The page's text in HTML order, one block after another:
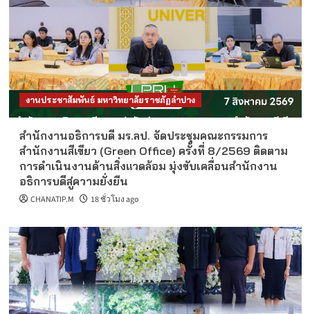
งานประชาสัมพันธ์ มหาวิทยาลัยราชภัฏลำปาง
สำนักงานอธิการบดี มร.ลป. จัดประชุมคณะกรรมการ
สำนักงานสีเขียว (Green Office) ครั้งที่ 8/2569 ติดตาม
การดำเนินงานด้านสิ่งแวดล้อม มุ่งขับเคลื่อนสำนักงาน
อธิการบดีสู่ความยั่งยืน
CHANATIP.M 18 ชั่วโมง ago